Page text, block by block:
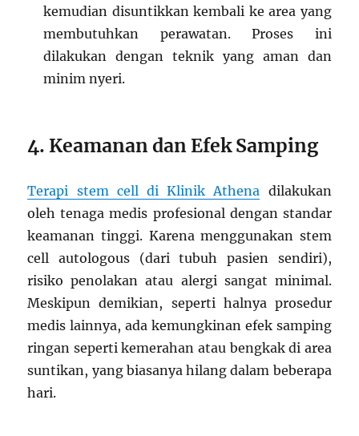
kemudian disuntikkan kembali ke area yang
membutuhkan perawatan. Proses ini
dilakukan dengan teknik yang aman dan
minim nyeri.
4. Keamanan dan Efek Samping
Terapi stem cell di Klinik Athena dilakukan
oleh tenaga medis profesional dengan standar
keamanan tinggi. Karena menggunakan stem
cell autologous (dari tubuh pasien sendiri),
risiko penolakan atau alergi sangat minimal.
Meskipun demikian, seperti halnya prosedur
medis lainnya, ada kemungkinan efek samping
ringan seperti kemerahan atau bengkak di area
suntikan, yang biasanya hilang dalam beberapa
hari.